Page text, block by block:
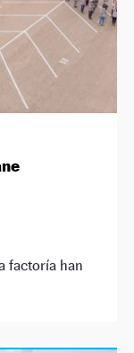
factoría han